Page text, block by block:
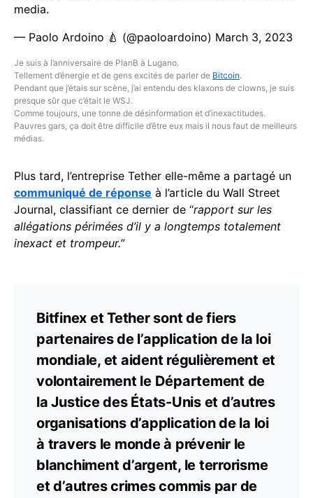
media.
— Paolo Ardoino 🍐 (@paoloardoino) March 3, 2023
Je suis à l’anniversaire de PlanB à Lugano.
Tellement d’énergie et de gens excités de parler de Bitcoin.
Pendant que j’étais sur scène, j’ai entendu des klaxons de clowns, je suis
presque sûr que c’était le WSJ.
Comme toujours, une tonne de désinformation et d’inexactitudes.
Pauvres gars, ça doit être difficile d’être eux mais il nous faut de meilleurs
médias.
Plus tard, l’entreprise Tether elle-même a partagé un
communiqué de réponse à l’article du Wall Street
Journal, classifiant ce dernier de “rapport sur les
allégations périmées d’il y a longtemps totalement
inexact et trompeur.”
Bitfinex et Tether sont de fiers
partenaires de l’application de la loi
mondiale, et aident régulièrement et
volontairement le Département de
la Justice des États-Unis et d’autres
organisations d’application de la loi
à travers le monde à prévenir le
blanchiment d’argent, le terrorisme
et d’autres crimes commis par de